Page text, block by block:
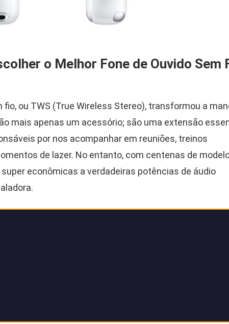
o Melhor Fone de Ouvido Sem
ou TWS (True Wireless Stereo), transformou a
mais apenas um acessório; são uma extensão
por nos acompanhar em reuniões, treinos
de lazer. No entanto, com centenas de
econômicas a verdadeiras potências de áudio